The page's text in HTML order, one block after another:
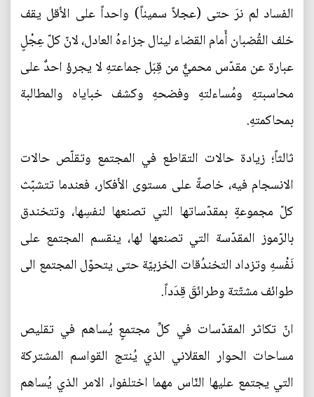
الفساد لم نرَ حتى (عجلاً سميناً) واحداً على الأقل يقف
خلف القُضبان أَمام القضاء لينال جزاءهُ العادل، لانّ كلّ عِجْلٍ
عبارة عن مقدّس محميٌّ من قِبَل جماعتهِ لا يجرؤ احدٌ على
محاسبتهِ ومُساءلتهِ وفضحهِ وكشف خباياه والمطالبة
بمحاكمتهِ.
ثالثاً؛ زيادة حالات التقاطع في المجتمع وتقلّص حالات
الانسجام فيه، خاصةً على مستوى الأفكار، فعندما تتشبّث
كلّ مجموعةٍ بمقدّساتها التي تصنعها لنفسِها، وتتخندق
بالرّموز المقدّسة التي تصنعها لها، ينقسم المجتمع على
نَفْسهِ وتزداد التخندُقات الخزبيّة حتى يتحوّل المجتمع الى
طوائف مشتّتة وطرائقَ قِدَداً.
انّ تكاثر المقدّسات في كلِّ مجتمعٍ يُساهم في تقليص
مساحات الحوار العقلاني الذي يُنتج القواسم المشتركة
التي يجتمع عليها النّاس مهما اختلفوا، الامر الذي يُساهم